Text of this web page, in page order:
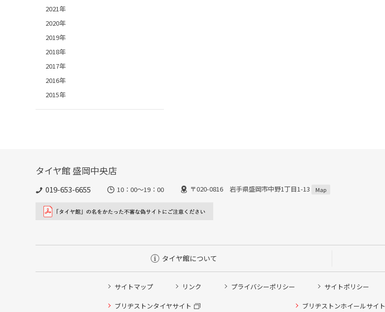
2021年
2020年
2019年
2018年
2017年
2016年
2015年
タイヤ館 盛岡中央店
019-653-6655 10：00～19：00 〒020-0816 岩手県盛岡市中野1丁目1-13 Map
タイヤ館について
サイトマップ リンク プライバシーポリシー サイトポリシー
ブリヂストンタイヤサイト ブリヂストンホイールサイト
タイヤ点検・安全点検/タイヤ履き替え/オイル交換/その他ピット作業の予約